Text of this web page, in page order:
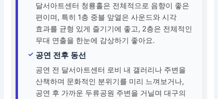
달서아트센터 청룡홀은 전체적으로 음향이 좋은
편이며, 특히 1층 중블 앞열은 사운드와 시각
효과를 균형 있게 즐기기에 좋고, 2층은 전체적인
무대 연출을 한눈에 감상하기 좋아요.
공연 전후 동선
공연 전 달서아트센터 로비 내 갤러리나 주변을
산책하며 문화적인 분위기를 미리 느껴보거나,
공연 후 가까운 두류공원 주변을 거닐며 대구의